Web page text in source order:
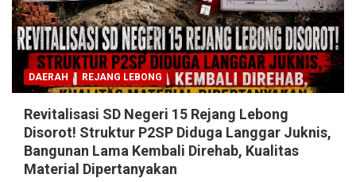
DAERAH REJANG LEBONG
Revitalisasi SD Negeri 15 Rejang Lebong
Disorot! Struktur P2SP Diduga Langgar Juknis,
Bangunan Lama Kembali Direhab, Kualitas
Material Dipertanyakan